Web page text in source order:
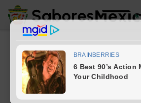
elotes y esquites
1 artículos